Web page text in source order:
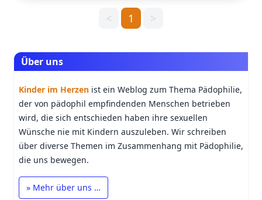
< 1 >
Über uns
Kinder im Herzen ist ein Weblog zum Thema Pädophilie,
der von pädophil empfindenden Menschen betrieben
wird, die sich entschieden haben ihre sexuellen
Wünsche nie mit Kindern auszuleben. Wir schreiben
über diverse Themen im Zusammenhang mit Pädophilie,
die uns bewegen.
» Mehr über uns …